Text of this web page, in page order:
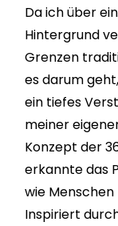
Da ich über
Hintergrund
Grenzen
es darum
ein tiefes
meiner
Konzept der
erkannte das
wie
Inspiriert